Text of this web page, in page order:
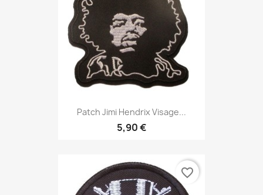
Patch Jimi Hendrix Visage...
5,90 €
favorite_border